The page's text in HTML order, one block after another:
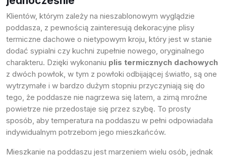
Klientów, którym zależy na nieszablonowym wyglądzie
poddasza, z pewnością zainteresują dekoracyjne plisy
termiczne dachowe o nietypowym kroju, który jest w stanie
dodać sypialni czy kuchni zupełnie nowego, oryginalnego
charakteru. Dzięki wykonaniu plis termicznych dachowych
z dwóch powłok, w tym z powłoki odbijającej światło, są one
wytrzymałe i w bardzo dużym stopniu przyczyniają się do
tego, że poddasze nie nagrzewa się latem, a zimą mroźne
powietrze nie przedostaje się przez szybę. To prosty
sposób, aby temperatura na poddaszu w pełni odpowiadała
indywidualnym potrzebom jego mieszkańców.
Mieszkanie na poddaszu jest marzeniem wielu osób, jednak